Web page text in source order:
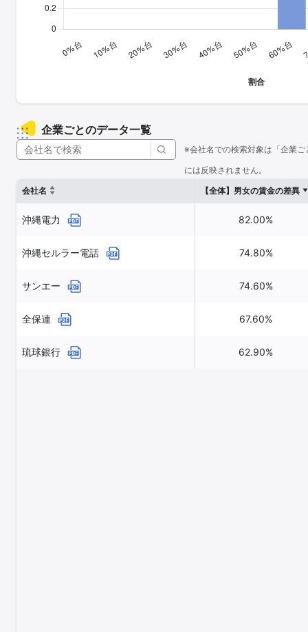
企業ごとのデータ一覧
※会社名での検索対象は「企業
には反映されません。
会社名
【全体】男女の賃金の差異
沖縄電力 82.00%
沖縄セルラー電話 74.80%
サンエー 74.60%
全保連 67.60%
琉球銀行 62.90%